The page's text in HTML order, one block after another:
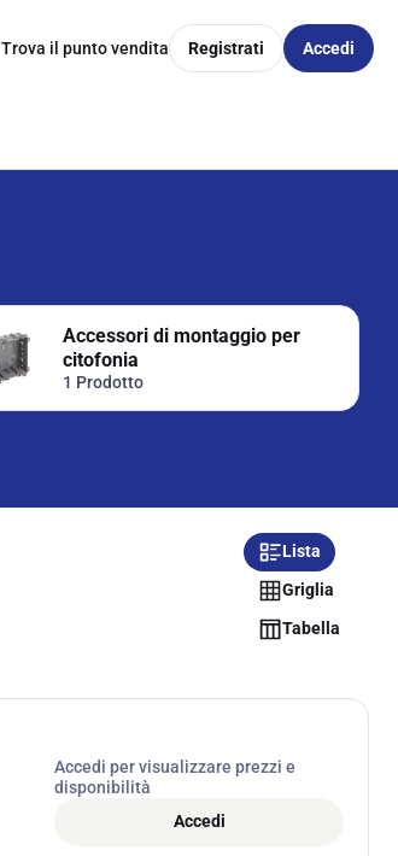
Trova il punto vendita Registrati Accedi
Accessori di montaggio per
citofonia
1 Prodotto
Lista
Griglia
Tabella
Accedi per visualizzare prezzi e
disponibilità
Accedi